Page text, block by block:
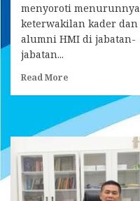
menyoroti menurunnya
keterwakilan kader dan
alumni HMI di jabatan-
jabatan...
Read MoreRead
Rifqi:
KAHMI
Bangun
Kemandirian
Ekonomi
Kader